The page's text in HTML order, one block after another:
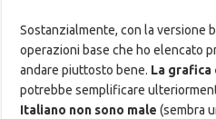
Sostanzialmente, con la versione
operazioni base che ho elencato
andare piuttosto bene. La grafica
potrebbe semplificare
Italiano non sono male (sembra